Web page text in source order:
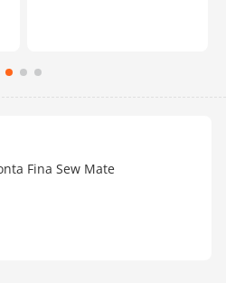
Fina Sew Mate